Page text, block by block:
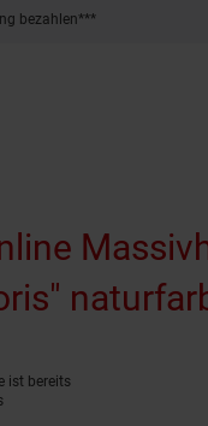
bezahlen***
ist bereits